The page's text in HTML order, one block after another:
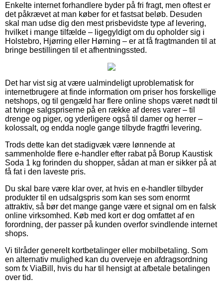
Enkelte internet forhandlere byder på fri fragt, men oftest er
det påkrævet at man køber for et fastsat beløb. Desuden
skal man udse dig den mest prisbevidste type af levering,
hvilket i mange tilfælde – ligegyldigt om du opholder sig i
Holstebro, Hjørring eller Hørning – er at få fragtmanden til at
bringe bestillingen til et afhentningssted.
Det har vist sig at være ualmindeligt uproblematisk for
internetbrugere at finde information om priser hos forskellige
netshops, og til gengæld har flere online shops været nødt til
at tvinge salgspriserne på en række af deres varer – til
drenge og piger, og yderligere også til damer og herrer –
kolossalt, og endda nogle gange tilbyde fragtfri levering.
Trods dette kan det stadigvæk være lønnende at
sammenholde flere e-handler efter rabat på Borup Kaustisk
Soda 1 kg forinden du shopper, sådan at man er sikker på at
få fat i den laveste pris.
Du skal bare være klar over, at hvis en e-handler tilbyder
produkter til en udsalgspris som kan ses som enormt
attraktiv, så bør det mange gange være et signal om en falsk
online virksomhed. Køb med kort er dog omfattet af en
forordning, der passer på kunden overfor svindlende internet
shops.
Vi tilråder generelt kortbetalinger eller mobilbetaling. Som
en alternativ mulighed kan du overveje en afdragsordning
som fx ViaBill, hvis du har til hensigt at afbetale betalingen
over tid.